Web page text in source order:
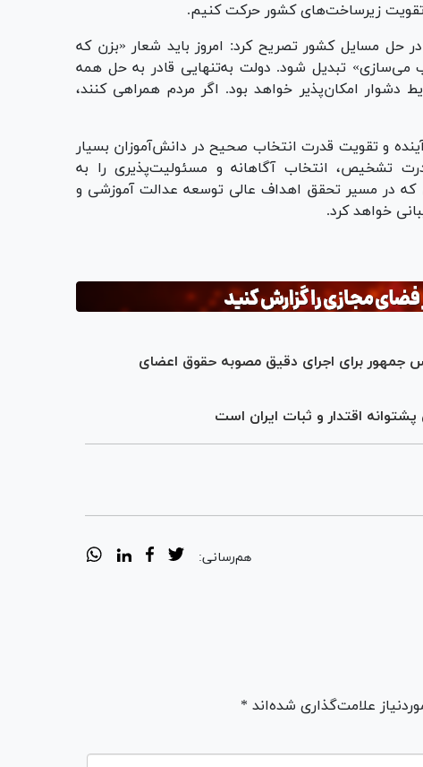
تقویت زیرساخت‌های کشور حرکت کنیم.
حل مسایل کشور تصریح کرد: امروز باید شعار «بزن که
تبدیل شود. دولت به‌تنهایی قادر به حل همه
دشوار امکان‌پذیر خواهد بود. اگر مردم همراهی کنند،
و تقویت قدرت انتخاب صحیح در دانش‌آموزان بسیار
تشخیص، انتخاب آگاهانه و مسئولیت‌پذیری را به
که در مسیر تحقق اهداف عالی توسعه عدالت آموزشی و
خواهد کرد.
جمهور برای اجرای دقیق مصوبه حقوق اعضای
اقتدار و ثبات ایران است
هم‌رسانی:
علامت‌گذاری شده‌اند *